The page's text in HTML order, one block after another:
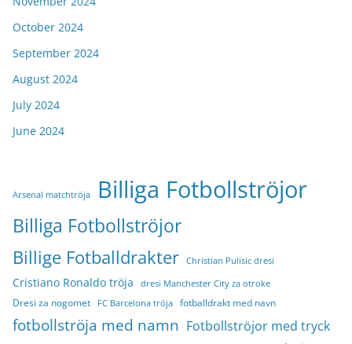
October 2024
September 2024
August 2024
July 2024
June 2024
Arsenal matchtröja Billiga Fotbollströjor
Billiga Fotbollströjor
Billige Fotballdrakter Christian Pulisic dresi
Cristiano Ronaldo tröja dresi Manchester City za otroke
Dresi za nogomet FC Barcelona tröja fotballdrakt med navn
fotbollströja med namn Fotbollströjor med tryck